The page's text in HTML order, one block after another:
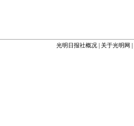
光明日报社概况 关于光明网